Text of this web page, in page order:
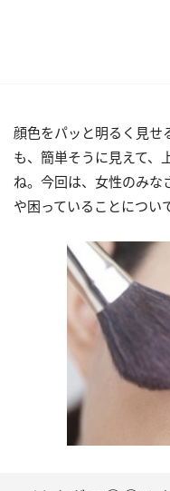
顔色をパッと明るく見せ
も、簡単そうに見えて、
ね。今回は、女性のみな
や困っていることについ